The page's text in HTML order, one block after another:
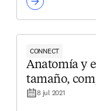
CONNECT
Anatomía y
tamaño,
8 jul 2021